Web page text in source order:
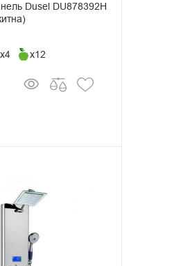
Dusel DU878392H
x4 x12